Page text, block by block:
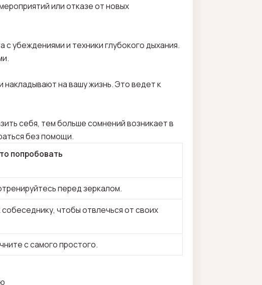
или отказе от новых
убеждениями и техники глубокого дыхания.
на вашу жизнь. Это ведет к
себя, тем больше сомнений возникает в
без помощи.
попробовать
перед зеркалом.
чтобы отвлечься от своих
с самого простого.